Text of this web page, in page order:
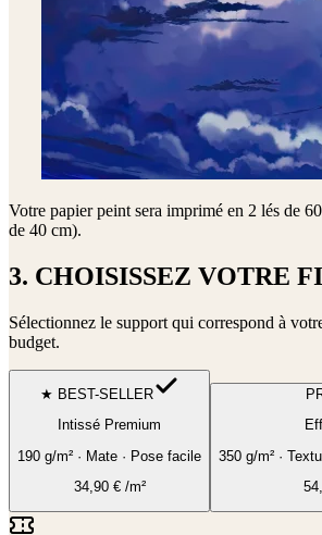
Votre papier peint sera imprimé en 2 lés de
de 40 cm).
3. CHOISISSEZ VOTRE
Sélectionnez le support qui correspond à
budget.
★ BEST-SELLER
Intissé Premium
190 g/m² · Mate · Pose facile
34,90€/m²
350 g/m² ·